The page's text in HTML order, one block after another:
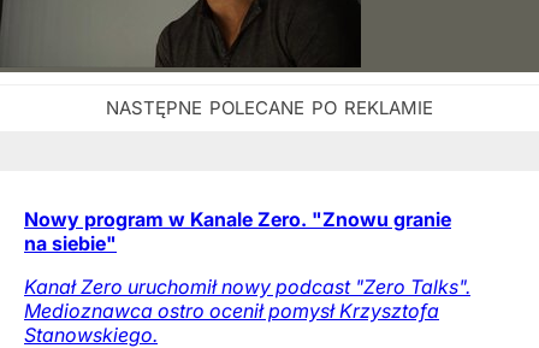
Nowy program w Kanale Zero. "Znowu granie
na siebie"
Kanał Zero uruchomił nowy podcast "Zero Talks".
Medioznawca ostro ocenił pomysł Krzysztofa
Stanowskiego.